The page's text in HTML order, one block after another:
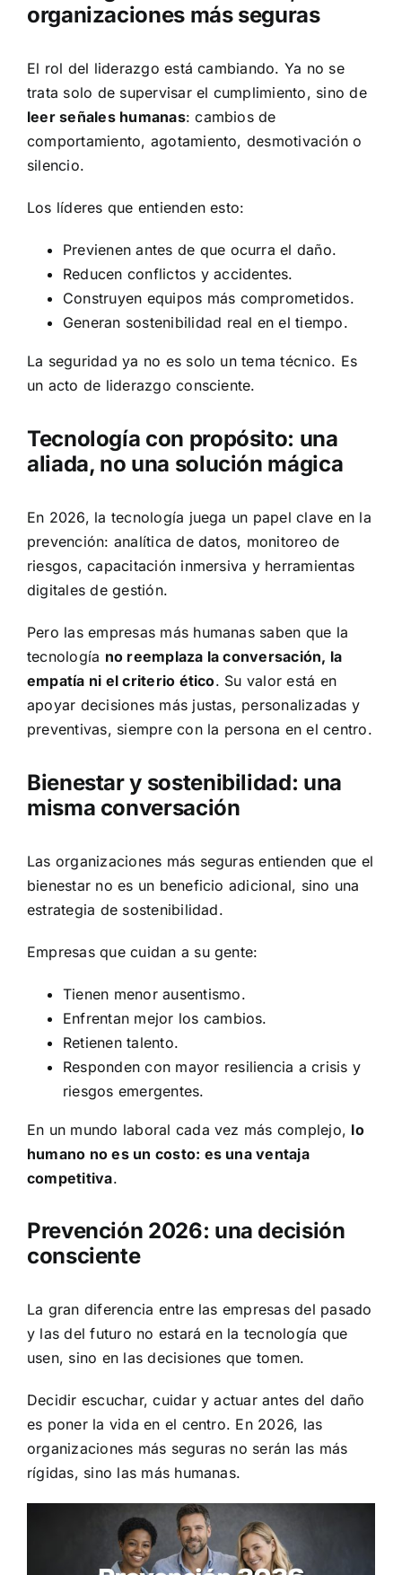
organizaciones más seguras
El rol del liderazgo está cambiando. Ya no se
trata solo de supervisar el cumplimiento, sino de
leer señales humanas: cambios de
comportamiento, agotamiento, desmotivación o
silencio.
Los líderes que entienden esto:
Previenen antes de que ocurra el daño.
Reducen conflictos y accidentes.
Construyen equipos más comprometidos.
Generan sostenibilidad real en el tiempo.
La seguridad ya no es solo un tema técnico. Es
un acto de liderazgo consciente.
Tecnología con propósito: una
aliada, no una solución mágica
En 2026, la tecnología juega un papel clave en la
prevención: analítica de datos, monitoreo de
riesgos, capacitación inmersiva y herramientas
digitales de gestión.
Pero las empresas más humanas saben que la
tecnología no reemplaza la conversación, la
empatía ni el criterio ético. Su valor está en
apoyar decisiones más justas, personalizadas y
preventivas, siempre con la persona en el centro.
Bienestar y sostenibilidad: una
misma conversación
Las organizaciones más seguras entienden que el
bienestar no es un beneficio adicional, sino una
estrategia de sostenibilidad.
Empresas que cuidan a su gente:
Tienen menor ausentismo.
Enfrentan mejor los cambios.
Retienen talento.
Responden con mayor resiliencia a crisis y
riesgos emergentes.
En un mundo laboral cada vez más complejo, lo
humano no es un costo: es una ventaja
competitiva.
Prevención 2026: una decisión
consciente
La gran diferencia entre las empresas del pasado
y las del futuro no estará en la tecnología que
usen, sino en las decisiones que tomen.
Decidir escuchar, cuidar y actuar antes del daño
es poner la vida en el centro. En 2026, las
organizaciones más seguras no serán las más
rígidas, sino las más humanas.